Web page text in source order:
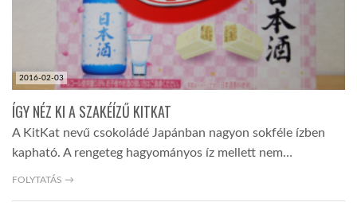
2016-02-03
ÍGY NÉZ KI A SZAKÉÍZŰ KITKAT
A KitKat nevű csokoládé Japánban nagyon sokféle ízben
kapható. A rengeteg hagyományos íz mellett nem…
FOLYTATÁS →